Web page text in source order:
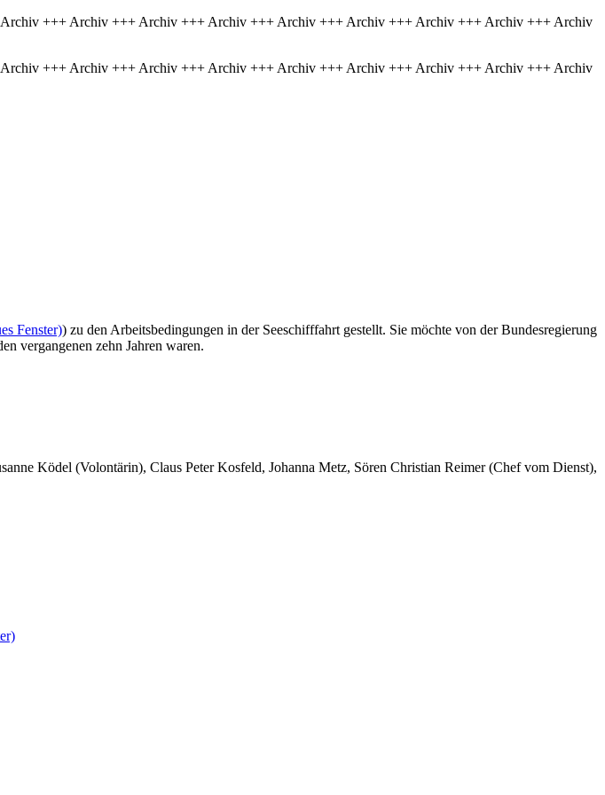
+++ Archiv +++ Archiv +++ Archiv +++ Archiv +++ Archiv +++ Archiv +++ Archiv +++ Archiv
+++ Archiv +++ Archiv +++ Archiv +++ Archiv +++ Archiv +++ Archiv +++ Archiv +++ Archiv
Fenster)) zu den Arbeitsbedingungen in der Seeschifffahrt gestellt. Sie möchte von der Bundesregierung
vergangenen zehn Jahren waren.
Ködel (Volontärin), Claus Peter Kosfeld, Johanna Metz, Sören Christian Reimer (Chef vom Dienst),